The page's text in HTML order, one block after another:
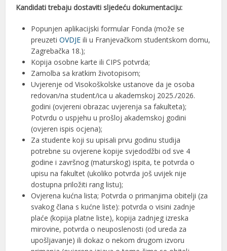
Kandidati trebaju dostaviti sljedeću dokumentaciju:
Popunjen aplikacijski formular Fonda (može se
preuzetiOVDJE ili u Franjevačkom studentskom domu,
Zagrebačka 18.);
Kopija osobne karte ili CIPS potvrda;
Zamolba sa kratkim životopisom;
Uvjerenje od Visokoškolske ustanove da je osoba
redovan/na student/ica u akademskoj 2025./2026.
godini (ovjereni obrazac uvjerenja sa fakulteta);
Potvrdu o uspjehu u prošloj akademskoj godini
(ovjeren ispis ocjena);
Za studente koji su upisali prvu godinu studija
potrebne su ovjerene kopije svjedodžbi od sve 4
godine i završnog (maturskog) ispita, te potvrda o
upisu na fakultet (ukoliko potvrda još uvijek nije
dostupna priložiti rang listu);
Ovjerena kućna lista; Potvrda o primanjima obitelji (za
svakog člana s kućne liste): potvrda o visini zadnje
plaće (kopija platne liste), kopija zadnjeg izreska
mirovine, potvrda o neuposlenosti (od ureda za
upošljavanje) ili dokaz o nekom drugom izvoru